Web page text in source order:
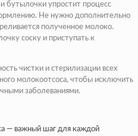
бутылочки упростит процесс
Не нужно дополнительно
полученное молоко.
соску и приступать к
чистки и стерилизации всех
молокоотсоса, чтобы исключить
заболеваниями.
— важный шаг для каждой